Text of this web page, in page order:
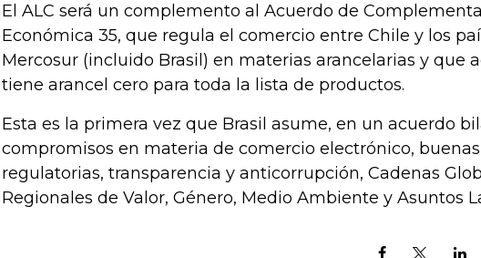
El ALC será un complemento al Acuerdo de
Económica 35, que regula el comercio entre Chile y los
Mercosur (incluido Brasil) en materias arancelarias y que
tiene arancel cero para toda la lista de productos.
Esta es la primera vez que Brasil asume, en un acuerdo
compromisos en materia de comercio electrónico,
regulatorias, transparencia y anticorrupción, Cadenas
Regionales de Valor, Género, Medio Ambiente y Asuntos